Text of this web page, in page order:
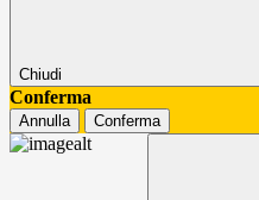
Chiudi
Conferma
Annulla Conferma